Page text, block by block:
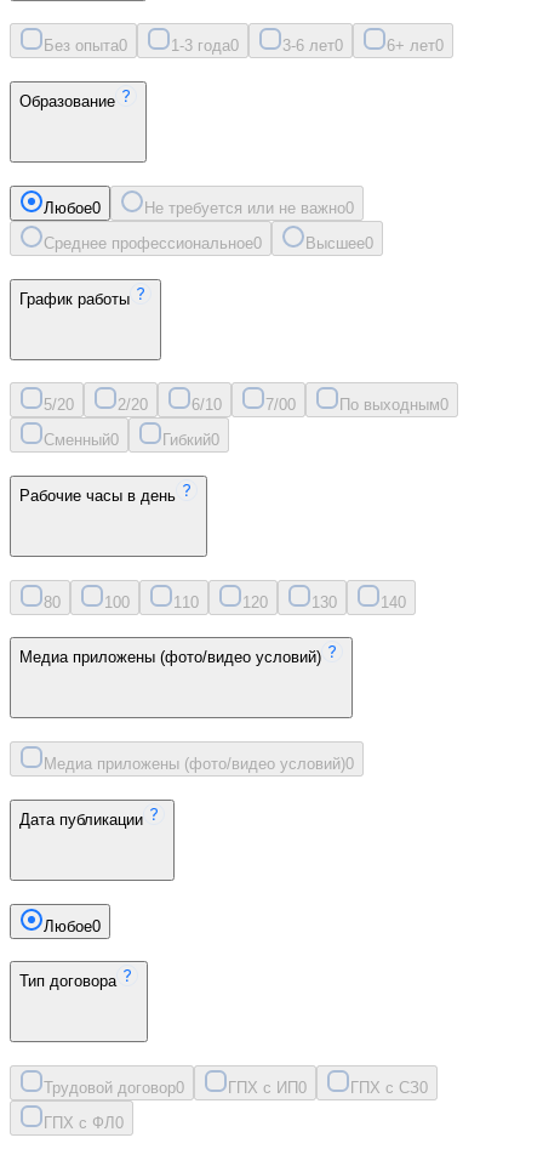
Без опыта0 1-3 года0 3-6 лет0 6+ лет0
Образование
Любое0 Не требуется или не важно0
Среднее профессиональное0 Высшее0
График работы
5/20 2/20 6/10 7/00 По выходным0
Сменный0 Гибкий0
Рабочие часы в день
80 100 11 0 120 130 140
Медиа приложены (фото/видео условий)
Медиа приложены (фото/видео условий)0
Дата публикации
Любое0
Тип договора
Трудовой договор0 ГПХ с ИП0 ГПХ с СЗ0
ГПХ с ФЛ 0